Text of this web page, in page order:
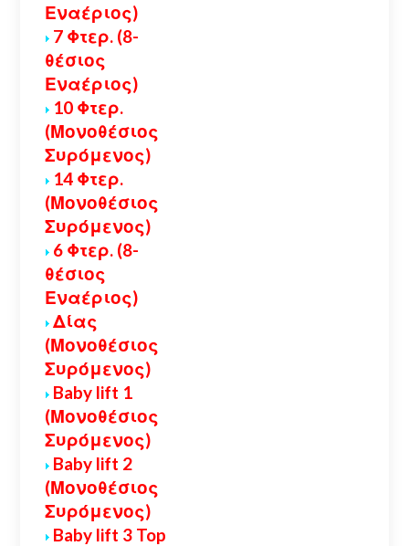
Εναέριος)
7 Φτερ. (8-
θέσιος
Εναέριος)
10 Φτερ.
(Μονοθέσιος
Συρόμενος)
14 Φτερ.
(Μονοθέσιος
Συρόμενος)
6 Φτερ. (8-
θέσιος
Εναέριος)
Δίας
(Μονοθέσιος
Συρόμενος)
Baby lift 1
(Μονοθέσιος
Συρόμενος)
Baby lift 2
(Μονοθέσιος
Συρόμενος)
Baby lift 3 Top